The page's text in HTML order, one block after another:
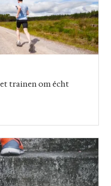
trainen om écht